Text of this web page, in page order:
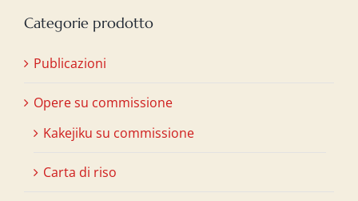
Categorie prodotto
Publicazioni
Opere su commissione
Kakejiku su commissione
Carta di riso